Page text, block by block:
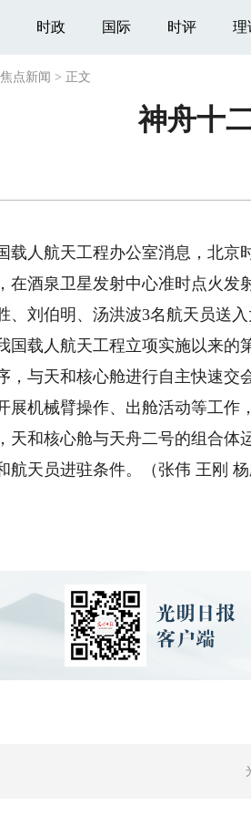
时政 国际 时评 理
焦点新闻 > 正文
神舟十
人航天工程办公室消息，北京时
在酒泉卫星发射中心准时点火发
、刘伯明、汤洪波3名航天员送
载人航天工程立项实施以来的第
，与天和核心舱进行自主快速交
展机械臂操作、出舱活动等工作
和核心舱与天舟二号的组合体运
航天员进驻条件。（张伟 王刚 杨